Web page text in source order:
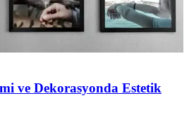
ve Dekorasyonda Estetik